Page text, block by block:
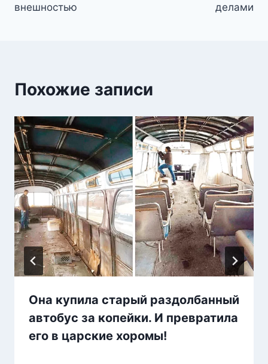
внешностью
делами
Похожие записи
Она купила старый раздолбанный
автобус за копейки. И превратила
его в царские хоромы!